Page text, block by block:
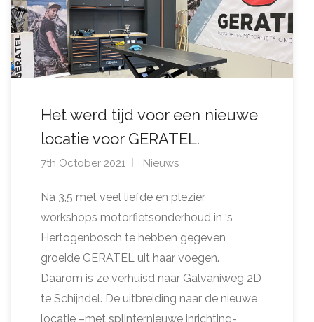
Het werd tijd voor een nieuwe
locatie voor GERATEL.
7th October 2021 Nieuws
Na 3,5 met veel liefde en plezier
workshops motorfietsonderhoud in ‘s
Hertogenbosch te hebben gegeven
groeide GERATEL uit haar voegen.
Daarom is ze verhuisd naar Galvaniweg 2D
te Schijndel. De uitbreiding naar de nieuwe
locatie –met splinternieuwe inrichting-